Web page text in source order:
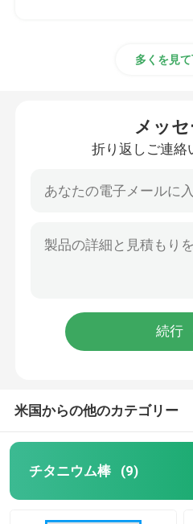
多くを見
メッ
折り返しご連絡
米国からの他のカテゴリー
チタニウム棒 (9)